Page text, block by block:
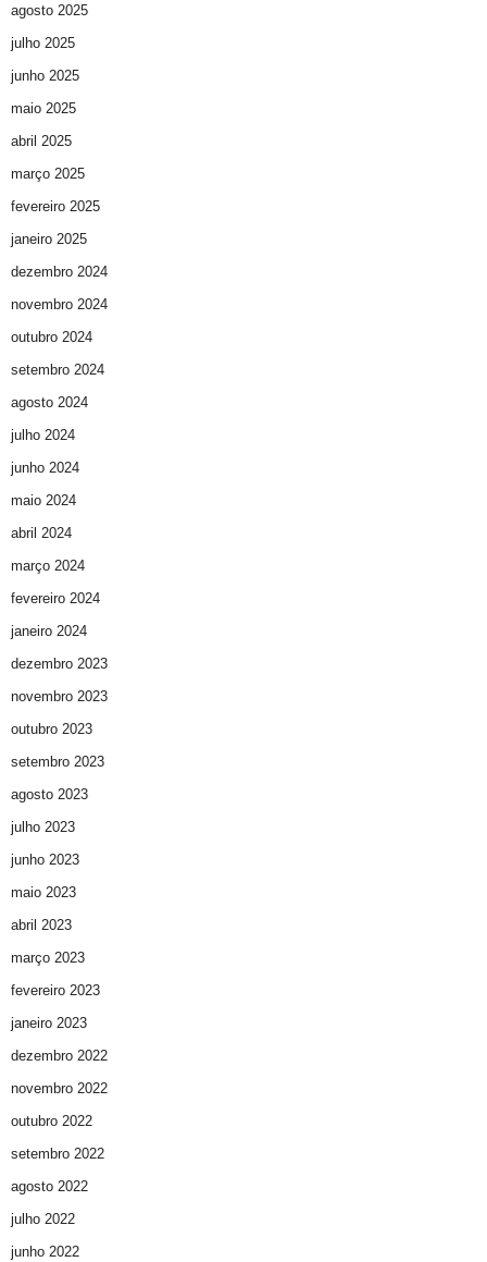
agosto 2025
julho 2025
junho 2025
maio 2025
abril 2025
março 2025
fevereiro 2025
janeiro 2025
dezembro 2024
novembro 2024
outubro 2024
setembro 2024
agosto 2024
julho 2024
junho 2024
maio 2024
abril 2024
março 2024
fevereiro 2024
janeiro 2024
dezembro 2023
novembro 2023
outubro 2023
setembro 2023
agosto 2023
julho 2023
junho 2023
maio 2023
abril 2023
março 2023
fevereiro 2023
janeiro 2023
dezembro 2022
novembro 2022
outubro 2022
setembro 2022
agosto 2022
julho 2022
junho 2022